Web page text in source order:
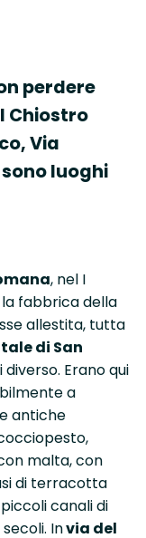
perdere
Chiostro
Via
sono luoghi
, nel I
fabbrica della
allestita, tutta
di San
Erano qui
a
antiche
malta, con
di terracotta
canali di
Invia del